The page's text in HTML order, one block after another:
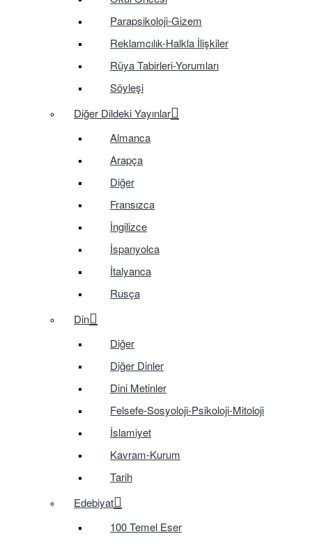
Parapsikoloji-Gizem
Reklamcılık-Halkla İlişkiler
Rüya Tabirleri-Yorumları
Söyleşi
Diğer Dildeki Yayınlar
Almanca
Arapça
Diğer
Fransızca
İngilizce
İspanyolca
İtalyanca
Rusça
Din
Diğer
Diğer Dinler
Dini Metinler
Felsefe-Sosyoloji-Psikoloji-Mitoloji
İslamiyet
Kavram-Kurum
Tarih
Edebiyat
100 Temel Eser